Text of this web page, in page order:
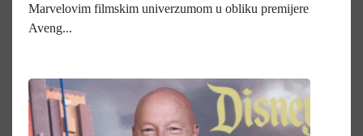
Marvelovim filmskim univerzumom u obliku premijere
Aveng...